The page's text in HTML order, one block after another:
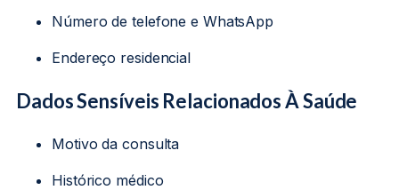
Número de telefone e WhatsApp
Endereço residencial
Dados Sensíveis Relacionados À Saúde
Motivo da consulta
Histórico médico